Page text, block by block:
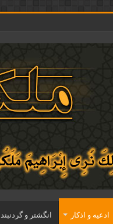
ادعيه و اذكار انگشتر و گردنبند